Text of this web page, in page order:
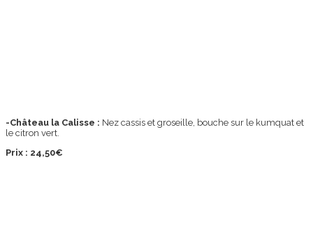
-Château la Calisse : Nez cassis et groseille, bouche sur le kumquat et
le citron vert.
Prix : 24,50€